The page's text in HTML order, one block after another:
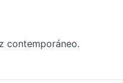
contemporáneo.